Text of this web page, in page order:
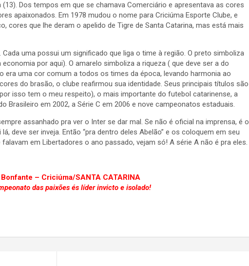
Dos tempos em que se chamava Comerciário e apresentava as cores
apaixonados. Em 1978 mudou o nome para Criciúma Esporte Clube, e
cores que lhe deram o apelido de Tigre de Santa Catarina, mas está mais
uma possui um significado que liga o time à região. O preto simboliza
por aqui). O amarelo simboliza a riqueza ( que deve ser a do
era uma cor comum a todos os times da época, levando harmonia ao
do brasão, o clube reafirmou sua identidade. Seus principais títulos são
isso tem o meu respeito), o mais importante do futebol catarinense, a
Brasileiro em 2002, a Série C em 2006 e nove campeonatos estaduais.
assanhado pra ver o Inter se dar mal. Se não é oficial na imprensa, é o
deve ser inveja. Então “pra dentro deles Abelão” e os coloquem em seu
em Libertadores o ano passado, vejam só! A série A não é pra eles.
– Criciúma/SANTA CATARINA
das paixões és líder invicto e isolado!